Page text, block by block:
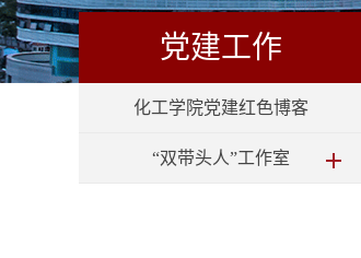
党建工作
化工学院党建红色博客
“双带头人”工作室